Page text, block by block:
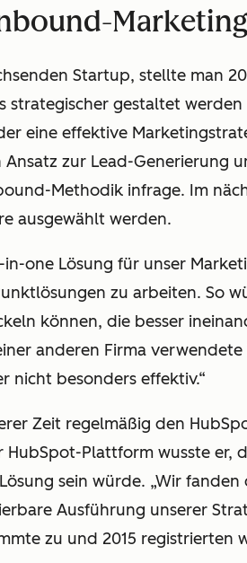
Marketing
Startup, stellte man
strategischer gestaltet
eine effektive
Ansatz zur Lead-Generierung
Methodik infrage. Im
ausgewählt werden.
in-one Lösung für unser
zu arbeiten. So
können, die besser
anderen Firma verwendete
nicht besonders effektiv.“
Zeit regelmäßig den
Plattform wusste er,
sein würde. „Wir fanden
Ausführung unserer
zu und 2015 registrierten